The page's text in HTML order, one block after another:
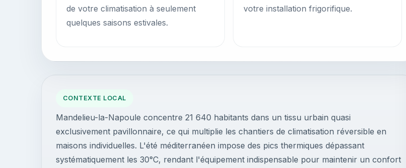
CONTEXTE LOCAL
Mandelieu-la-Napoule concentre 21 640 habitants dans un tissu urbain quasi
exclusivement pavillonnaire, ce qui multiplie les chantiers de climatisation réversible en
maisons individuelles. L'été méditerranéen impose des pics thermiques dépassant
systématiquement les 30°C, rendant l'équipement indispensable pour maintenir un confort
de votre climatisation à seulement
quelques saisons estivales.
votre installation frigorifique.